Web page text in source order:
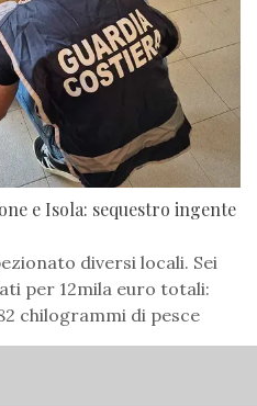
e Isola: sequestro ingente
diversi locali. Sei
per 12mila euro totali:
chilogrammi di pesce